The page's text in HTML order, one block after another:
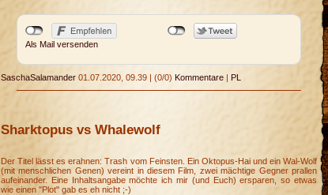
Als Mail versenden
SaschaSalamander 01.07.2020, 09.39 | (0/0) Kommentare | PL
Sharktopus vs Whalewolf
Der Titel lässt es erahnen: Trash vom Feinsten. Ein Oktopus-Hai und ein Wal-Wolf
(mit menschlichen Genen) vereint in diesem Film, zwei mächtige Gegner prallen
aufeinander. Eine Inhaltsangabe möchte ich mir (und Euch) ersparen, so etwas
wie einen "Plot" gab es eh nicht ;-)